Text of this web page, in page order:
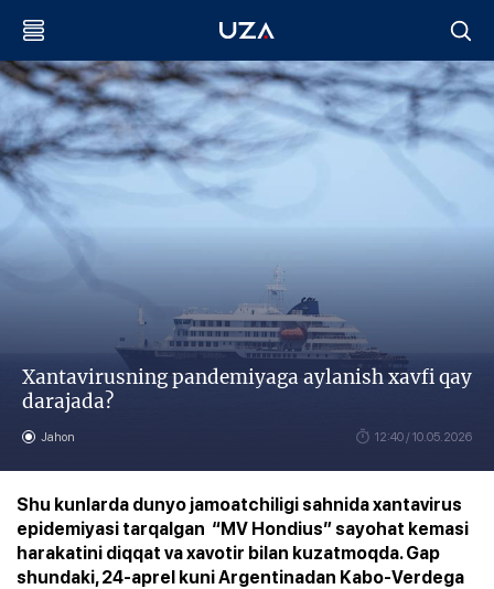
Xantavirusning pandemiyaga aylanish xavfi qay
darajada?
Jahon 12:40 / 10.05.2026
Shu kunlarda dunyo jamoatchiligi sahnida xantavirus
epidemiyasi tarqalgan “MV Hondius” sayohat kemasi
harakatini diqqat va xavotir bilan kuzatmoqda. Gap
shundaki, 24-aprel kuni Argentinadan Kabo-Verdega